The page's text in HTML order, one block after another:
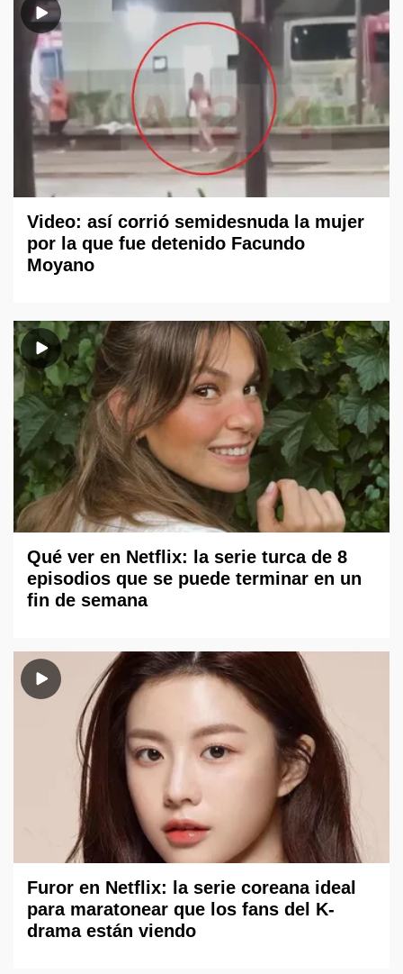
Video: así corrió semidesnuda la mujer
por la que fue detenido Facundo
Moyano
Qué ver en Netflix: la serie turca de 8
episodios que se puede terminar en un
fin de semana
Furor en Netflix: la serie coreana ideal
para maratonear que los fans del K-
drama están viendo